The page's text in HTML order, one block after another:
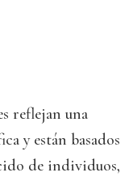
reflejan una
y están basados
de individuos,